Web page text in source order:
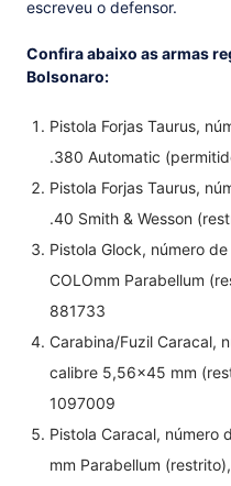
escreveu o defensor.
Confira abaixo as armas
Bolsonaro:
Pistola Forjas Taurus,
.380 Automatic
Pistola Forjas Taurus,
.40 Smith & Wesson
Pistola Glock, número
COLOmm Parabellum
881733
Carabina/Fuzil Caracal,
calibre 5,56x45 mm
1097009
Pistola Caracal, número
mm Parabellum